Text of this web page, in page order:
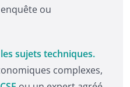
ou
sujets techniques.
complexes,